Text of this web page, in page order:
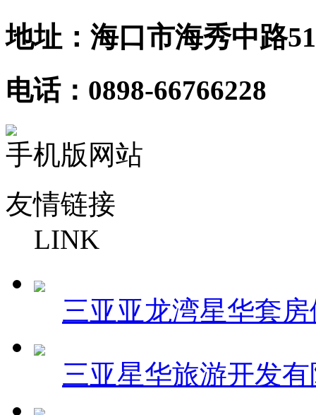
地址：海口市海秀中路
电话：0898-66766228
手机版网站
友情链接
LINK
三亚亚龙湾星华套
三亚星华旅游开发